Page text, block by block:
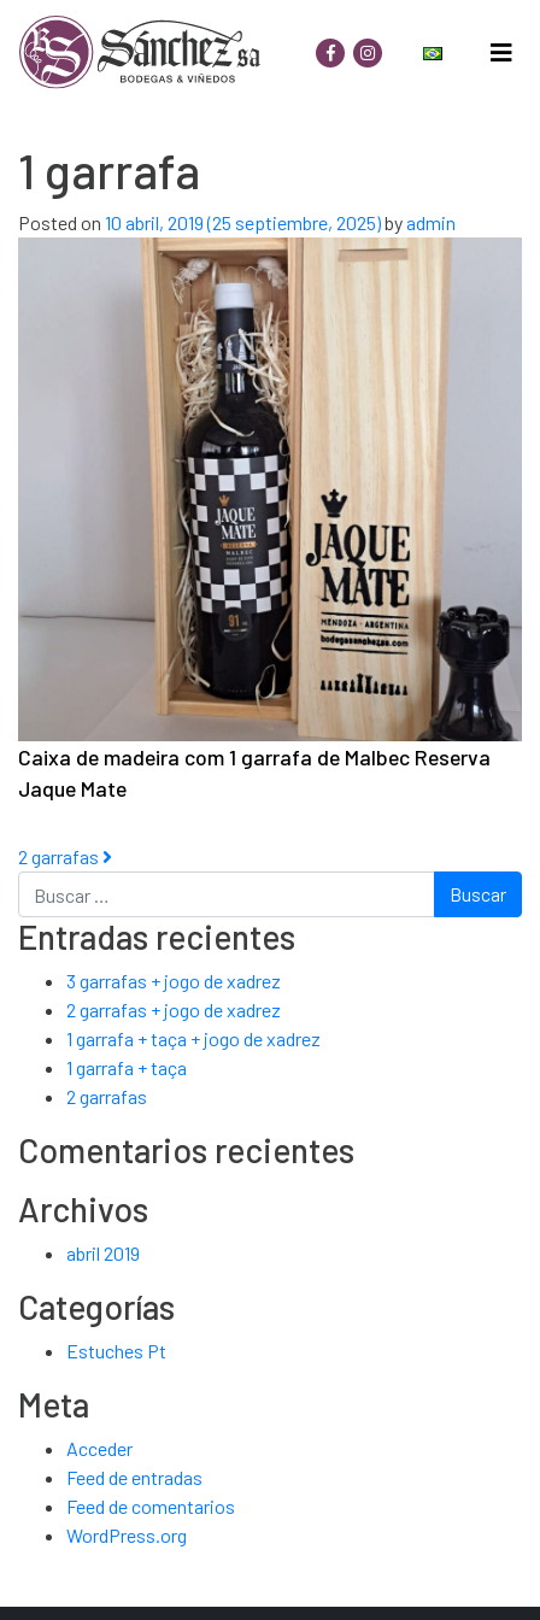
1 garrafa
Posted on 10 abril, 2019(25 septiembre, 2025)byadmin
Caixa de madeira com 1 garrafa de Malbec Reserva
Jaque Mate
Post navigation
2 garrafas
Buscar
Entradas recientes
3 garrafas + jogo de xadrez
2 garrafas + jogo de xadrez
1 garrafa + taça + jogo de xadrez
1 garrafa + taça
2 garrafas
Comentarios recientes
Archivos
abril 2019
Categorías
Estuches Pt
Meta
Acceder
Feed de entradas
Feed de comentarios
WordPress.org